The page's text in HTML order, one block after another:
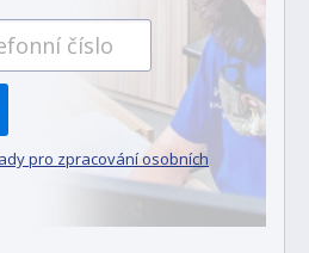
pro zpracování osobních